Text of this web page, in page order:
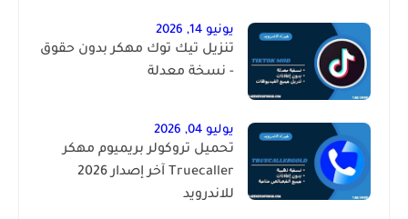
يونيو 14, 2026
تنزيل تيك توك مهكر بدون حقوق
- نسخة معدلة
يوليو 04, 2026
تحميل تروكولر بريميوم مهكر
Truecaller آخر إصدار 2026
للاندرويد